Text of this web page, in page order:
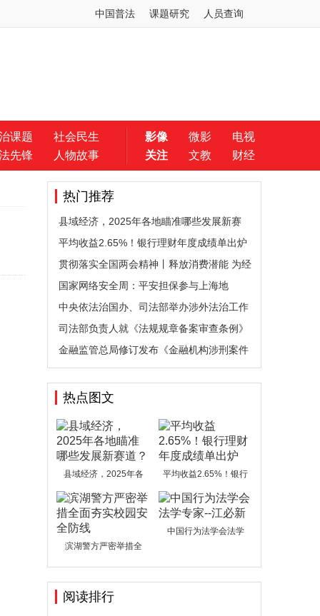
中国普法 课题研究 人员查询
课题
社会民生
先锋
人物故事
影像 微影
电视
关注
文教 财经
热门推荐
县域经济，2025年各地瞄准哪些发展新赛
道？
平均收益2.65%！银行理财年度成绩单出炉
贯彻落实全国两会精神丨释放消费潜能 为经
济
国家网络安全周：平安担保参与上海地
区“法
中央依法治国办、司法部举办涉外法治工作
队
司法部负责人就《法规规章备案审查条例》
答
金融监管总局修订发布《金融机构涉刑案件
管
热点图文
县域经济，2025年各 平均收益2.65%！银行
滨湖警方严密举措全
中国行为法学会法学
阅读排行